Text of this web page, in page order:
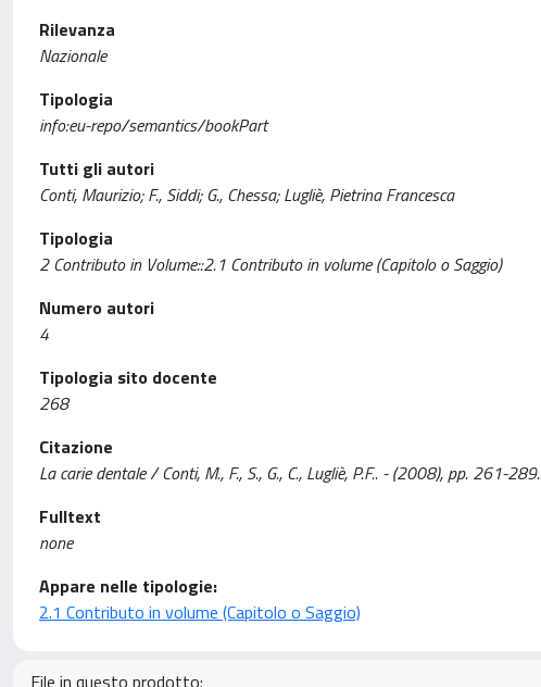
Rilevanza
Nazionale
Tipologia
info:eu-repo/semantics/bookPart
Tutti gli autori
Conti, Maurizio; F., Siddi; G., Chessa; Lugliè, Pietrina Francesca
Tipologia
2 Contributo in Volume::2.1 Contributo in volume (Capitolo o Saggio)
Numero autori
4
Tipologia sito docente
268
Citazione
La carie dentale / Conti, M., F., S., G., C., Lugliè, P.F.. - (2008), pp. 261-289.
Fulltext
none
Appare nelle tipologie:
2.1 Contributo in volume (Capitolo o Saggio)
File in questo prodotto: